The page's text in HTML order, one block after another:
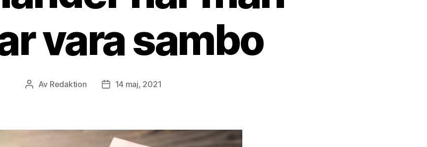
vara sambo
Inläggsförfattare
Av Redaktion Inläggsdatum
14 maj, 2021